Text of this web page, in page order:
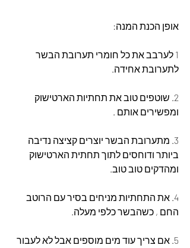
אופן הכנת המנה:
1 לערבב את כל חומרי תערובת הבשר
לתערובת אחידה.
2. שוטפים טוב את תחתיות הארטישוק
ומפשירים אותם .
3. מתערובת הבשר יוצרים קציצה נדיבה
ביותר ודוחסים לתוך תחתית הארטישוק
ומהדקים טוב טוב.
4. את התחתיות מניחים בסיר עם הרוטב
החם , כשהבשר כלפי מעלה.
5. אם צריך עוד מים מוספים אבל לא לעבור